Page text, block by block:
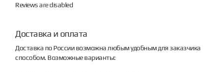
Reviews are disabled
Доставка и оплата
Доставка по России возможна любым удобным для заказчика
способом. Возможные варианты: